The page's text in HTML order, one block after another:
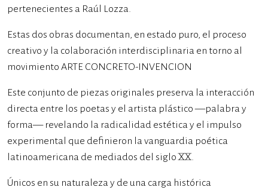
pertenecientes a Raúl Lozza.
Estas dos obras documentan, en estado puro, el proceso
creativo y la colaboración interdisciplinaria en torno al
movimiento ARTE CONCRETO-INVENCION
Este conjunto de piezas originales preserva la interacción
directa entre los poetas y el artista plástico —palabra y
forma— revelando la radicalidad estética y el impulso
experimental que definieron la vanguardia poética
latinoamericana de mediados del siglo XX.
Únicos en su naturaleza y de una carga histórica